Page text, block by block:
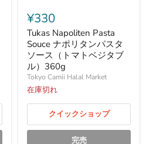
Napoliten
Pasta
Souce
ナ
ポ
リ
タ
ン
パ
タ
ー
¥330
Tukas Napoliten Pasta
Souce ナポリタンパスタ
ソース（トマトベジタブ
ル）360g
Tokyo Camii Halal Market
在庫切れ
クイックショップ
完売